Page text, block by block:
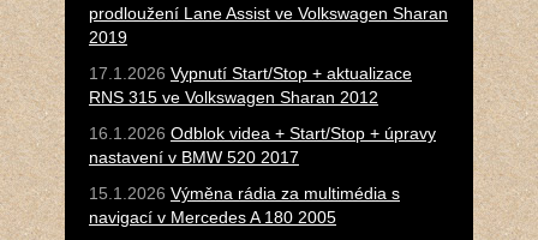
prodloužení Lane Assist ve Volkswagen Sharan
2019
17.1.2026 Vypnutí Start/Stop + aktualizace
RNS 315 ve Volkswagen Sharan 2012
16.1.2026 Odblok videa + Start/Stop + úpravy
nastavení v BMW 520 2017
15.1.2026 Výměna rádia za multimédia s
navigací v Mercedes A 180 2005